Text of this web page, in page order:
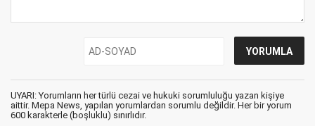
UYARI: Yorumların her türlü cezai ve hukuki sorumluluğu yazan kişiye
aittir. Mepa News, yapılan yorumlardan sorumlu değildir. Her bir yorum
600 karakterle (boşluklu) sınırlıdır.